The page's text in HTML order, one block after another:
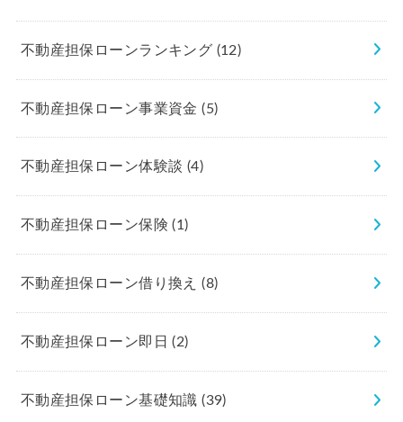
不動産担保ローンランキング (12)
不動産担保ローン事業資金(5)
不動産担保ローン体験談 (4)
不動産担保ローン保険(1)
不動産担保ローン借り換え(8)
不動産担保ローン即日(2)
不動産担保ローン基礎知識(39)